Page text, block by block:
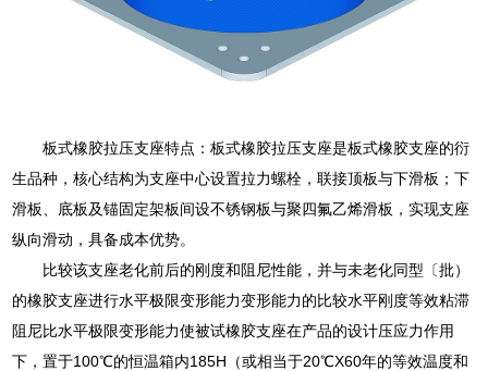
板式橡胶拉压支座特点：板式橡胶拉压支座是板式橡胶支座的衍
生品种，核心结构为支座中心设置拉力螺栓，联接顶板与下滑板；下
滑板、底板及锚固定架板间设不锈钢板与聚四氟乙烯滑板，实现支座
纵向滑动，具备成本优势。
比较该支座老化前后的刚度和阻尼性能，并与未老化同型〔批）
的橡胶支座进行水平极限变形能力变形能力的比较水平刚度等效粘滞
阻尼比水平极限变形能力使被试橡胶支座在产品的设计压应力作用
下，置于100℃的恒温箱内185H（或相当于20℃X60年的等效温度和